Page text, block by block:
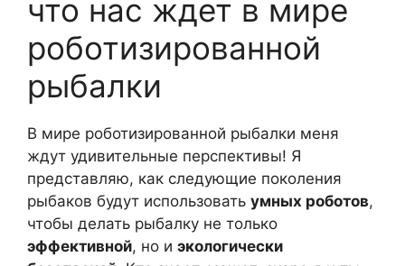
что нас ждет в мире
роботизированной
рыбалки
В мире роботизированной рыбалки меня
ждут удивительные перспективы! Я
представляю, как следующие поколения
рыбаков будут использовать умных роботов,
чтобы делать рыбалку не только
эффективной, но и экологически